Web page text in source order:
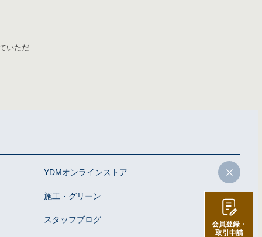
いただ
会員登録・
取引申請
YDMオンラインストア
施工・グリーン
スタッフブログ